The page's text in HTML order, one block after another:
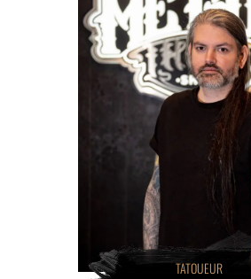
TATOUEUR